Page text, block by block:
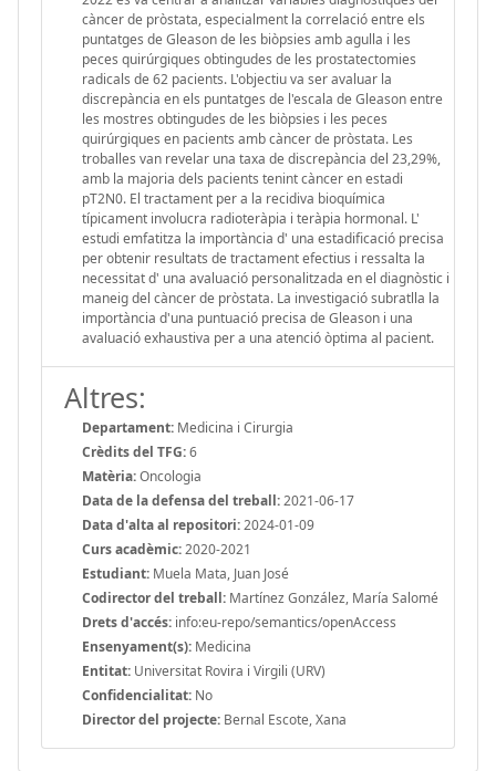
càncer de pròstata, especialment la correlació entre els
puntatges de Gleason de les biòpsies amb agulla i les
peces quirúrgiques obtingudes de les prostatectomies
radicals de 62 pacients. L'objectiu va ser avaluar la
discrepància en els puntatges de l'escala de Gleason entre
les mostres obtingudes de les biòpsies i les peces
quirúrgiques en pacients amb càncer de pròstata. Les
troballes van revelar una taxa de discrepància del 23,29%,
amb la majoria dels pacients tenint càncer en estadi
pT2N0. El tractament per a la recidiva bioquímica
típicament involucra radioteràpia i teràpia hormonal. L'
estudi emfatitza la importància d' una estadificació precisa
per obtenir resultats de tractament efectius i ressalta la
necessitat d' una avaluació personalitzada en el diagnòstic i
maneig del càncer de pròstata. La investigació subratlla la
importància d'una puntuació precisa de Gleason i una
avaluació exhaustiva per a una atenció òptima al pacient.
Altres:
Departament: Medicina i Cirurgia
Crèdits del TFG:6
Matèria:Oncologia
Data de la defensa del treball:2021-06-17
Data d'alta al repositori:2024-01-09
Curs acadèmic:2020-2021
Estudiant: Muela Mata, Juan José
Codirector del treball: Martínez González, María Salomé
Drets d'accés: info:eu-repo/semantics/openAccess
Ensenyament(s): Medicina
Entitat: Universitat Rovira i Virgili (URV)
Confidencialitat: No
Director del projecte: Bernal Escote, Xana